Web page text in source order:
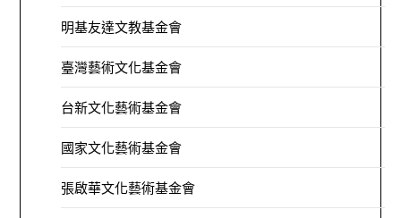
明基友達文教基金會
臺灣藝術文化基金會
台新文化藝術基金會
國家文化藝術基金會
張啟華文化藝術基金會